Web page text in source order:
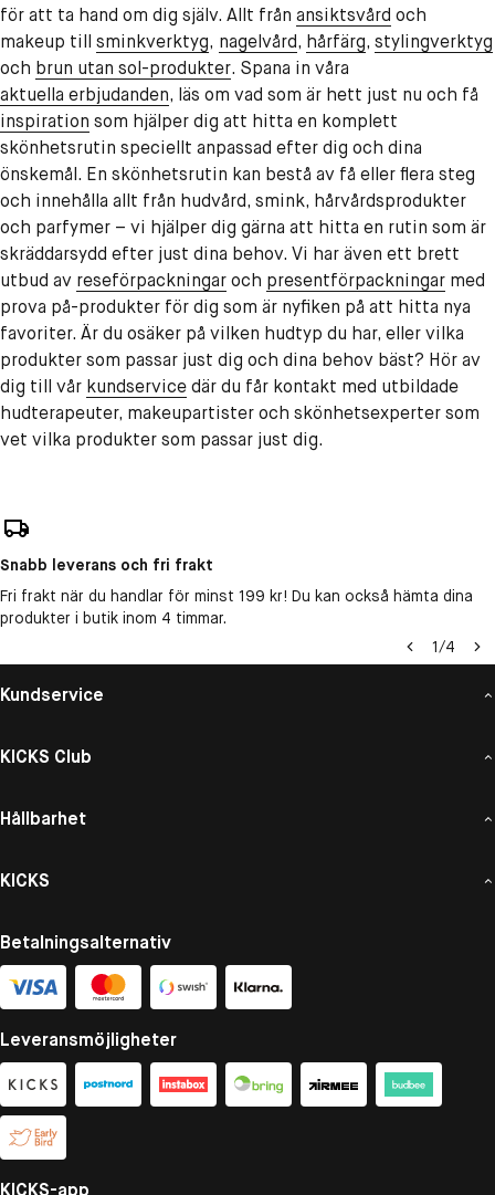
för att ta hand om dig själv. Allt från ansiktsvård och
makeup till sminkverktyg, nagelvård, hårfärg, stylingverktyg
och brun utan sol-produkter. Spana in våra
aktuella erbjudanden, läs om vad som är hett just nu och få
inspiration som hjälper dig att hitta en komplett
skönhetsrutin speciellt anpassad efter dig och dina
önskemål. En skönhetsrutin kan bestå av få eller flera steg
och innehålla allt från hudvård, smink, hårvårdsprodukter
och parfymer – vi hjälper dig gärna att hitta en rutin som är
skräddarsydd efter just dina behov. Vi har även ett brett
utbud av reseförpackningaroch presentförpackningar med
prova på-produkter för dig som är nyfiken på att hitta nya
favoriter. Är du osäker på vilken hudtyp du har, eller vilka
produkter som passar just dig och dina behov bäst? Hör av
dig till vår kundservicedär du får kontakt med utbildade
hudterapeuter, makeupartister och skönhetsexperter som
vet vilka produkter som passar just dig.
Snabb leverans och fri frakt
Fri frakt när du handlar för minst 199 kr! Du kan också hämta dina
produkter i butik inom 4 timmar.
1/4
Kundservice
KICKS Club
Hållbarhet
KICKS
Betalningsalternativ
Leveransmöjligheter
KICKS-app